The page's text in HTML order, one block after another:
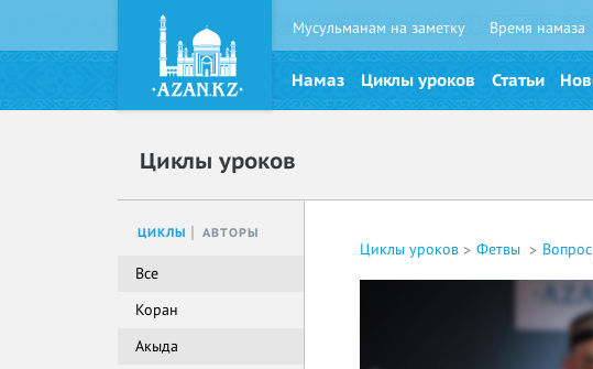
Мусульманам на заметку Время намаза
Намаз Циклы уроков Статьи
Циклы уроков
ЦИКЛЫ АВТОРЫ
Все
Коран
Акыда
Циклы уроков Фетвы